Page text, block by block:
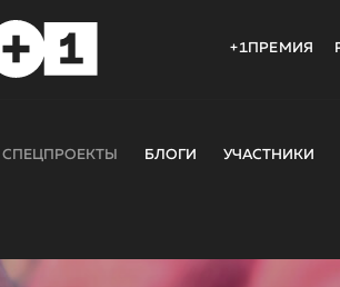
+1ПРЕМИЯ
СПЕЦПРОЕКТЫ БЛОГИ УЧАСТНИКИ